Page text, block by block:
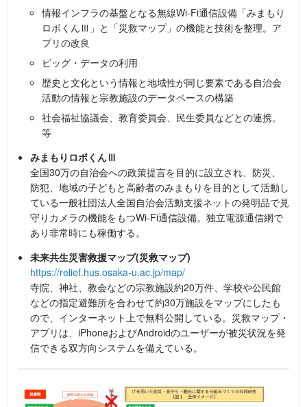
情報インフラの基盤となる無線Wi-Fi通信設備「みまもり
ロボくんⅢ」と「災救マップ」の機能と技術を整理。ア
プリの改良
ビッグ・データの利用
歴史と文化という情報と地域性が同じ要素である自治会
活動の情報と宗教施設のデータベースの構築
社会福祉協議会、教育委員会、民生委員などとの連携。
等
みまもりロボくんⅢ
全国30万の自治会への政策提言を目的に設立され、防災、
防犯、地域の子どもと高齢者のみまもりを目的として活動し
ている一般社団法人全国自治会活動支援ネットの発明品で見
守りカメラの機能をもつWi-Fi通信設備。独立電源通信網で
あり非常時にも稼働する。
未来共生災害救援マップ(災救マップ)
https://relief.hus.osaka-u.ac.jp/map/
寺院、神社、教会などの宗教施設約20万件、学校や公民館
などの指定避難所を合わせて約30万施設をマップにしたも
ので、インターネット上で無料公開している。災救マップ・
アプリは、iPhoneおよびAndroidのユーザーが被災状況を発
信できる双方向システムを備えている。